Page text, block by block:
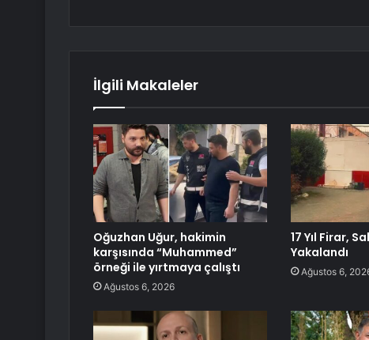
İlgili Makaleler
Oğuzhan Uğur, hakimin
karşısında “Muhammed”
örneği ile yırtmaya çalıştı
Ağustos 6, 2026
17 Yıl Firar,
Yakalandı
Ağustos 6,